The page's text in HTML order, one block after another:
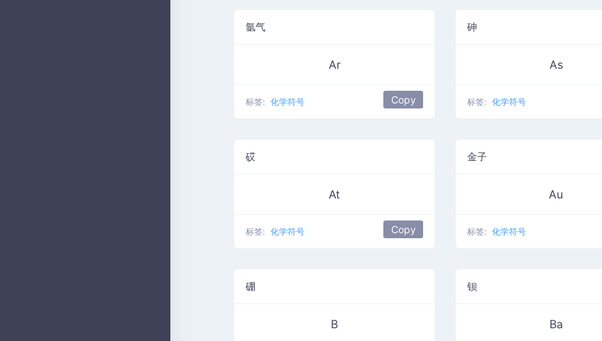
氩气
Ar
标签: 化学符号 Copy
砷
As
标签: 化学符号
砹
At
标签: 化学符号 Copy
金子
Au
标签: 化学符号
硼
B
钡
Ba